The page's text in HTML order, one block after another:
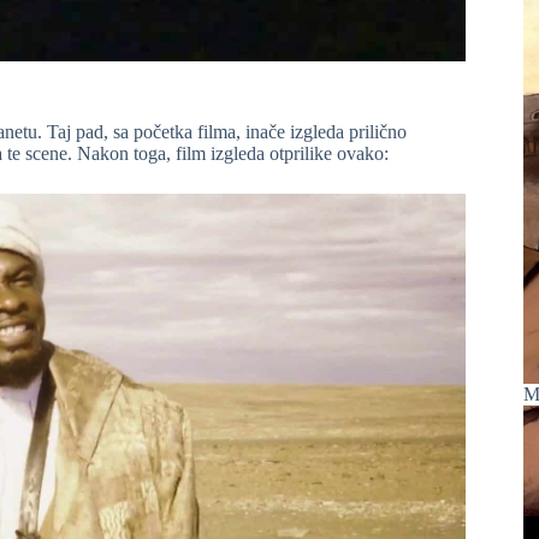
Taj pad, sa početka filma, inače izgleda prilično
scene. Nakon toga, film izgleda otprilike ovako: